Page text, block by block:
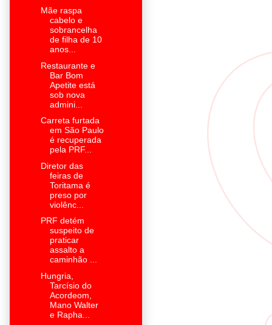
Mãe raspa
cabelo e
sobrancelha
de filha de 10
anos...
Restaurante e
Bar Bom
Apetite está
sob nova
admini...
Carreta furtada
em São Paulo
é recuperada
pela PRF...
Diretor das
feiras de
Toritama é
preso por
violênc...
PRF detém
suspeito de
praticar
assalto a
caminhão ...
Hungria,
Tarcísio do
Acordeom,
Mano Walter
e Rapha...